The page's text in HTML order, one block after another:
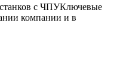
с ЧПУКлючевые
компании и в